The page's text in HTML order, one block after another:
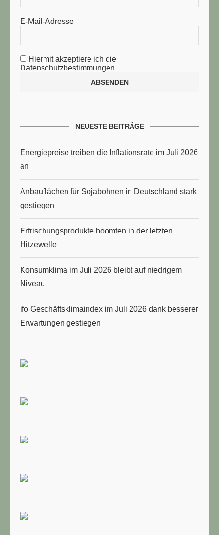
E-Mail-Adresse
Hiermit akzeptiere ich die
Datenschutzbestimmungen
NEUESTE BEITRÄGE
Energiepreise treiben die Inflationsrate im Juli 2026
an
Anbauflächen für Sojabohnen in Deutschland stark
gestiegen
Erfrischungsprodukte boomten in der letzten
Hitzewelle
Konsumklima im Juli 2026 bleibt auf niedrigem
Niveau
ifo Geschäftsklimaindex im Juli 2026 dank besserer
Erwartungen gestiegen